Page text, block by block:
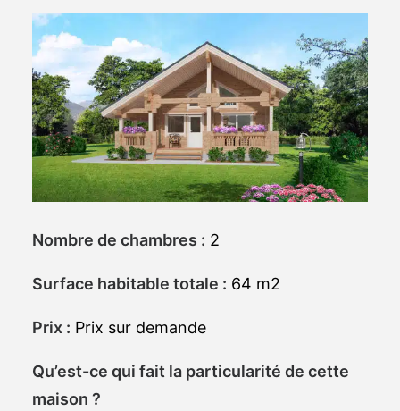
Nombre de chambres : 2
Surface habitable totale : 64 m2
Prix : Prix sur demande
Qu’est-ce qui fait la particularité de cette
maison ?